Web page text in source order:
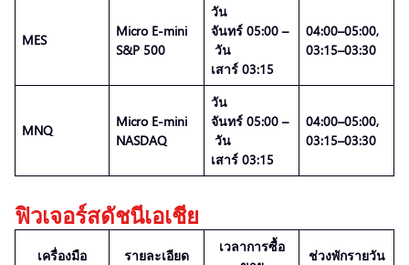
MES
Micro E-mini
S&P 500
วัน
จันทร์ 05:00 –
วัน
เสาร์ 03:15
04:00–05:00,
03:15–03:30
MNQ
Micro E-mini
NASDAQ
วัน
จันทร์ 05:00 –
วัน
เสาร์ 03:15
04:00–05:00,
03:15–03:30
ฟิวเจอร์สดัชนีเอเชีย
เครื่องมือ รายละเอียด
เวลาการซื้อ
ช่วงพักรายวัน